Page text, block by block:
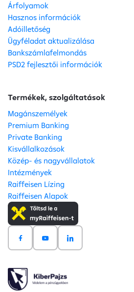
Árfolyamok
Hasznos információk
Adóilletőség
Ügyféladat aktualizálása
Bankszámlafelmondás
PSD2 fejlesztői információk
Termékek, szolgáltatások
Magánszemélyek
Premium Banking
Private Banking
Kisvállalkozások
Közép- és nagyvállalatok
Intézmények
Raiffeisen Lízing
Raiffeisen Alapok